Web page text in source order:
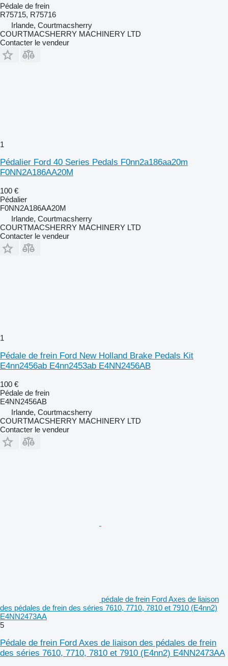
Pédale de frein
R75715, R75716
Irlande, Courtmacsherry
COURTMACSHERRY MACHINERY LTD
Contacter le vendeur
1
Pédalier Ford 40 Series Pedals F0nn2a186aa20m
F0NN2A186AA20M
100 €
Pédalier
F0NN2A186AA20M
Irlande, Courtmacsherry
COURTMACSHERRY MACHINERY LTD
Contacter le vendeur
1
Pédale de frein Ford New Holland Brake Pedals Kit
E4nn2456ab E4nn2453ab E4NN2456AB
100 €
Pédale de frein
E4NN2456AB
Irlande, Courtmacsherry
COURTMACSHERRY MACHINERY LTD
Contacter le vendeur
pédale de frein Ford Axes de liaison
des pédales de frein des séries 7610, 7710, 7810 et 7910 (E4nn2)
E4NN2473AA
5
Pédale de frein Ford Axes de liaison des pédales de frein
des séries 7610, 7710, 7810 et 7910 (E4nn2) E4NN2473AA